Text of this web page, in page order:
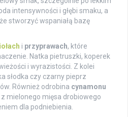
intensywności i głębi smaku, a
stworzyć wspaniałą bazę
i przyprawach, które
Natka pietruszki, koperek
i wyrazistości. Z kolei
słodka czy czarny pieprz
Również odrobina cynamonu
mielonego mięsa drobiowego
dla podniebienia.